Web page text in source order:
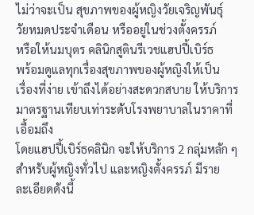
ไม่ว่าจะเป็น สุขภาพของผู้หญิงวัยเจริญพันธุ์
วัยหมดประจำเดือน หรืออยู่ในช่วงตั้งครรภ์
หรือให้นมบุตร คลินิกสูตินรีเวชแฮปปี้เบิร์ธ
พร้อมดูแลทุกเรื่องสุขภาพของผู้หญิงให้เป็น
เรื่องที่ง่าย เข้าถึงได้อย่างสะดวกสบาย ให้บริการ
มาตรฐานเทียบเท่าระดับโรงพยาบาลในราคาที่
เอื้อมถึง
โดยแฮปปี้เบิร์ธคลินิก จะให้บริการ 2 กลุ่มหลัก ๆ
สำหรับผู้หญิงทั่วไป และหญิงตั้งครรภ์ มีราย
ละเอียดดังนี้